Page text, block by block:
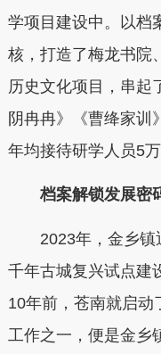
学项目建设中。以档
核，打造了梅龙书院
历史文化项目，串起
阴冉冉》《曹绛家训
年均接待研学人员5万
档案解锁发展密
2023年，金乡镇
千年古城复兴试点建
10年前，苍南就启动
工作之一，便是金乡